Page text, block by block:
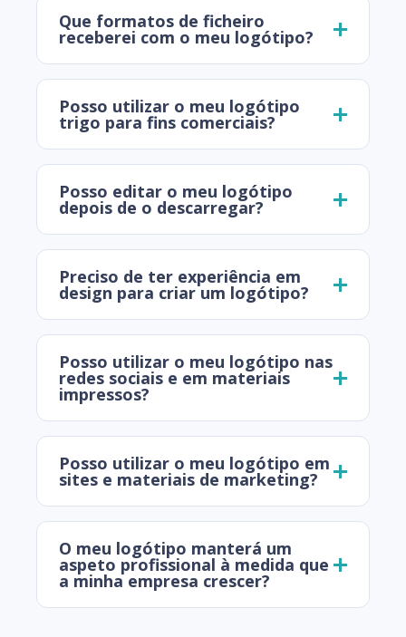
Que formatos de ficheiro
receberei com o meu logótipo?
Posso utilizar o meu logótipo
trigo para fins comerciais?
Posso editar o meu logótipo
depois de o descarregar?
Preciso de ter experiência em
design para criar um logótipo?
Posso utilizar o meu logótipo nas
redes sociais e em materiais
impressos?
Posso utilizar o meu logótipo em
sites e materiais de marketing?
O meu logótipo manterá um
aspeto profissional à medida que
a minha empresa crescer?